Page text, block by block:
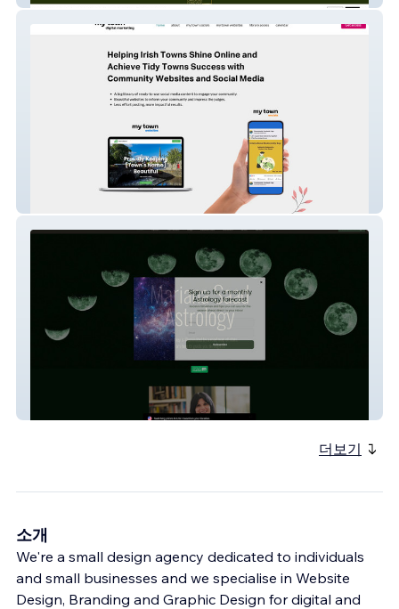
더보기
소개
We're a small design agency dedicated to individuals
and small businesses and we specialise in Website
Design, Branding and Graphic Design for digital and